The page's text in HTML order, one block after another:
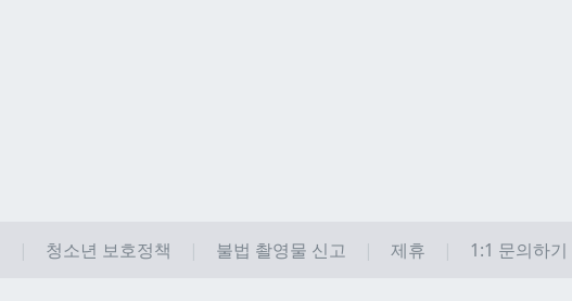
청소년 보호정책 불법 촬영물 신고 제휴 1:1 문의하기